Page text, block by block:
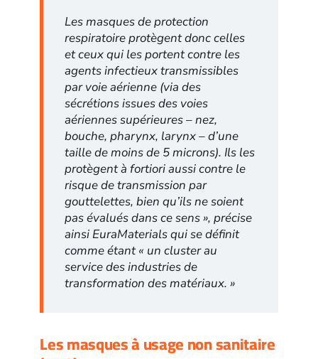
Les masques de protection
respiratoire protègent donc celles
et ceux qui les portent contre les
agents infectieux transmissibles
par voie aérienne (via des
sécrétions issues des voies
aériennes supérieures – nez,
bouche, pharynx, larynx – d’une
taille de moins de 5 microns). Ils les
protègent à fortiori aussi contre le
risque de transmission par
gouttelettes, bien qu’ils ne soient
pas évalués dans ce sens », précise
ainsi EuraMaterials qui se définit
comme étant « un cluster au
service des industries de
transformation des matériaux. »
Les masques à usage non sanitaire